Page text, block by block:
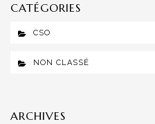
CATÉGORIES
CSO
NON CLASSÉ
ARCHIVES